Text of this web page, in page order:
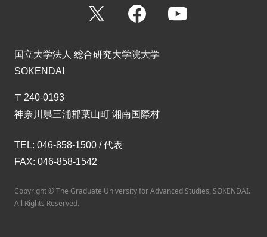
Facebook
国立大学法人 総合研究大学院大学
SOKENDAI
〒240-0193
神奈川県三浦郡葉山町 湘南国際村
TEL: 046-858-1500 / 代表
FAX: 046-858-1542
Copyright © The Graduate University for Advanced Studies, SOKENDAI.
All Rights Reserved.